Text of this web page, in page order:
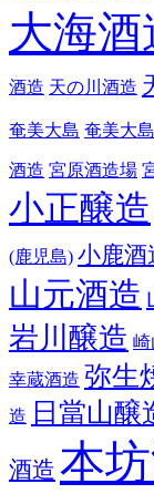
大海酒
酒造 天の川酒造
奄美大島 奄美大
酒造 宮原酒造場
小正醸造
(鹿児島) 小鹿酒
山元酒造
岩川醸造 崎
幸蔵酒造 弥生
造 日當山醸
酒造 本